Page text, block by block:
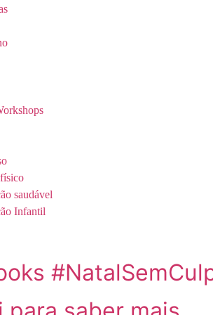
saudável
Infantil